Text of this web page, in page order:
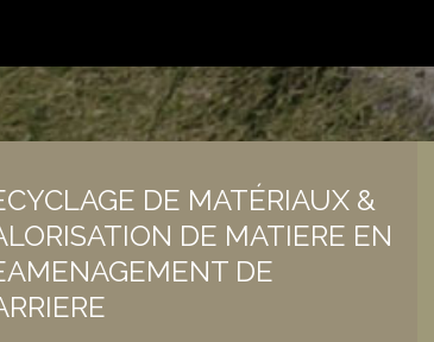
DE MATÉRIAUX &
DE MATIERE EN
DE